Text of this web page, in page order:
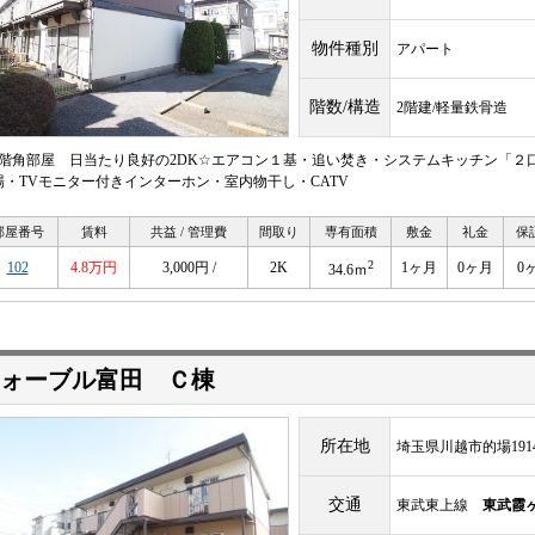
物件種別 アパート
階数/構造 2階建/軽量鉄骨造
角部屋 日当たり良好の2DK☆エアコン１基・追い焚き・システムキッチン「２
・TVモニター付きインターホン・室内物干し・CATV
屋番号 賃料 共益 / 管理費 間取り 専有面積 敷金 礼金 保
102 4.8万円 3,000円 / 2K 34.6ｍ2 1ヶ月 0ヶ月 0
ーブル富田 Ｃ棟
所在地 埼玉県川越市的場
交通 東武東上線 東武霞